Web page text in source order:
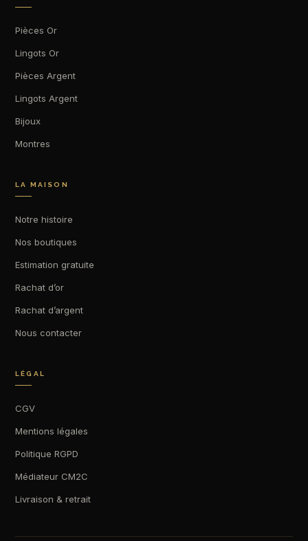
Pièces Or
Lingots Or
Pièces Argent
Lingots Argent
Bijoux
Montres
LA MAISON
Notre histoire
Nos boutiques
Estimation gratuite
Rachat d’or
Rachat d’argent
Nous contacter
LÉGAL
CGV
Mentions légales
Politique RGPD
Médiateur CM2C
Livraison & retrait